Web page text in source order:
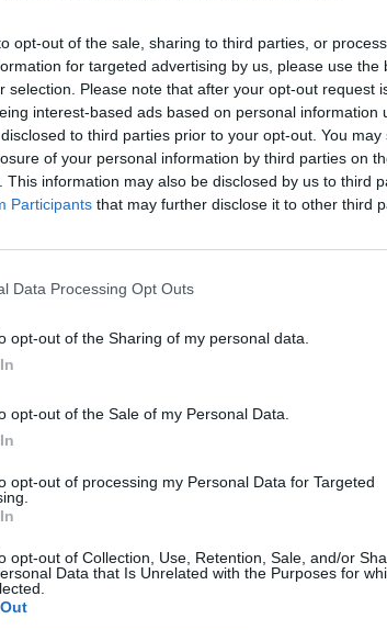
opt-out of the sale, sharing to third parties, or
for targeted advertising by us, please use the
selection. Please note that after your opt-out request
interest-based ads based on personal information
to third parties prior to your opt-out. You
of your personal information by third parties on
This information may also be disclosed by us to third
Participants that may further disclose it to other third
Data Processing Opt Outs
opt-out of the Sharing of my personal data.
opt-out of the Sale of my Personal Data.
opt-out of processing my Personal Data for Targeted
opt-out of Collection, Use, Retention, Sale, and/or
Data that Is Unrelated with the Purposes for
σας